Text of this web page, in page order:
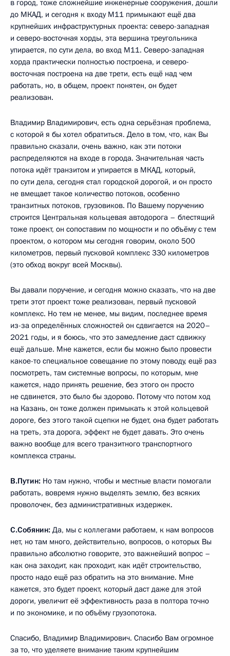
в город, тоже сложнейшие инженерные сооружения, дошли
до МКАД, и сегодня к входу М11 примыкают ещё два
крупнейших инфраструктурных проекта: северо-западная
и северо-восточная хорды, эта вершина треугольника
упирается, по сути дела, во вход М11. Северо-западная
хорда практически полностью построена, и северо-
восточная построена на две трети, есть ещё над чем
работать, но, в общем, проект понятен, он будет
реализован.
Владимир Владимирович, есть одна серьёзная проблема,
с которой я бы хотел обратиться. Дело в том, что, как Вы
правильно сказали, очень важно, как эти потоки
распределяются на входе в города. Значительная часть
потока идёт транзитом и упирается в МКАД, который,
по сути дела, сегодня стал городской дорогой, и он просто
не вмещает такое количество потоков, особенно
транзитных потоков, грузовиков. По Вашему поручению
строится Центральная кольцевая автодорога – блестящий
тоже проект, он сопоставим по мощности и по объёму с тем
проектом, о котором мы сегодня говорим, около 500
километров, первый пусковой комплекс 330 километров
(это обход вокруг всей Москвы).
Вы давали поручение, и сегодня можно сказать, что на две
трети этот проект тоже реализован, первый пусковой
комплекс. Но тем не менее, мы видим, последнее время
из-за определённых сложностей он сдвигается на 2020–
2021 годы, и я боюсь, что это замедление даст сдвижку
ещё дальше. Мне кажется, если бы можно было провести
какое-то специальное совещание по этому поводу, ещё раз
посмотреть, там системные вопросы, по которым, мне
кажется, надо принять решение, без этого он просто
не сдвинется, это было бы здорово. Потому что потом ход
на Казань, он тоже должен примыкать к этой кольцевой
дороге, без этого такой сцепки не будет, она будет работать
на треть, эта дорога, эффект не будет давать. Это очень
важно вообще для всего транзитного транспортного
комплекса страны.
В.Путин: Но там нужно, чтобы и местные власти помогали
работать, вовремя нужно выделять землю, без всяких
проволочек, без административных издержек.
С.Собянин: Да, мы с коллегами работаем, к нам вопросов
нет, но там много, действительно, вопросов, о которых Вы
правильно абсолютно говорите, это важнейший вопрос –
как она заходит, как проходит, как идёт строительство,
просто надо ещё раз обратить на это внимание. Мне
кажется, это будет проект, который даст даже для этой
дороги, увеличит её эффективность раза в полтора точно
и по экономике, и по объёму грузопотока.
Спасибо, Владимир Владимирович. Спасибо Вам огромное
за то, что уделяете внимание таким крупнейшим